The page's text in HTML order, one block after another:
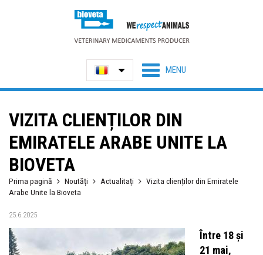
VIZITA CLIENȚILOR DIN
EMIRATELE ARABE UNITE LA
BIOVETA
Prima pagină Noutăți Actualitați
Vizita clienților din Emiratele
Arabe Unite la Bioveta
25.6.2025
Între 18 și
21 mai,